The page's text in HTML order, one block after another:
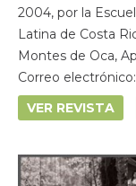
2004, por la
Latina de Costa
Montes de Oca,
Correo electrónico:
VER REVISTA